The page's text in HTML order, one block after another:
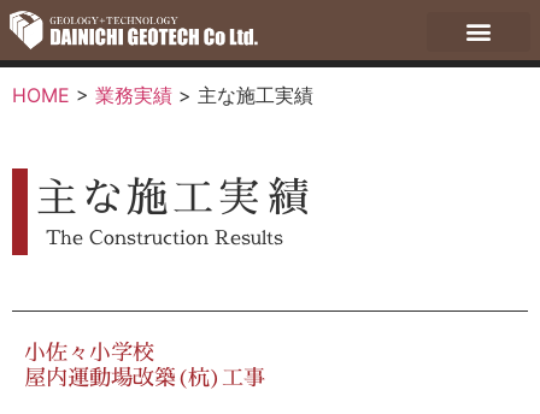
HOME > 業務実績 > 主な施工実績
主な施工実績
The Construction Results
小佐々小学校
屋内運動場改築(杭)工事